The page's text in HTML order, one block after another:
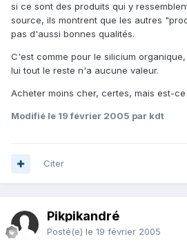
si ce sont des produits qui y
source, ils montrent que les autres
pas d'aussi bonnes qualités.
C'est comme pour le silicium
lui tout le reste n'a aucune valeur.
Acheter moins cher, certes, mais est-
Modifié le 19 février 2005 par kdt
Citer
Pikpikandré
Posté(e) le 19 février 2005